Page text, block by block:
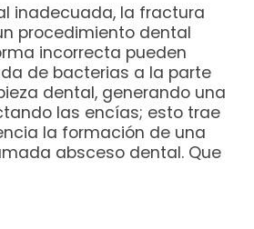
inadecuada, la fractura
procedimiento dental
incorrecta pueden
de bacterias a la parte
dental, generando una
las encías; esto trae
la formación de una
absceso dental. Que